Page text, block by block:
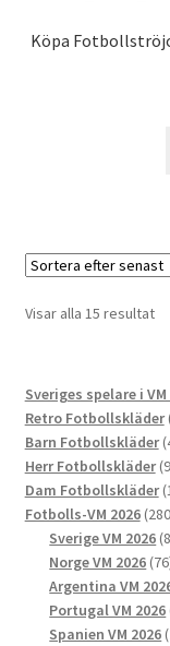
Köpa
Visar alla 15 resultat
Sveriges spelare i VM
Retro Fotbollskläder
Barn Fotbollskläder
Herr Fotbollskläder
Dam Fotbollskläder
Fotbolls-VM 2026
Sverige VM 2026
Norge VM 2026 76
Argentina VM
Portugal VM 2026
Spanien VM 2026